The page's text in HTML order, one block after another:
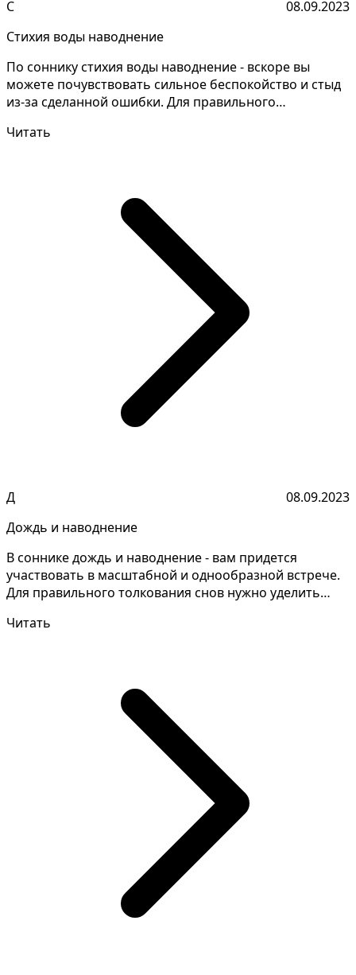
С
08.09.2023
Стихия воды наводнение
По соннику стихия воды наводнение - вскоре вы
можете почувствовать сильное беспокойство и стыд
из-за сделанной ошибки. Для правильного
Читать
Д
08.09.2023
Дождь и наводнение
В соннике дождь и наводнение - вам придется
участвовать в масштабной и однообразной встрече.
Для правильного толкования снов нужно уделить
Читать